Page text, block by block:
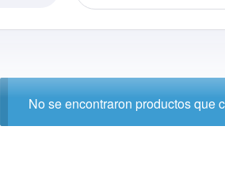
No se encontraron productos que